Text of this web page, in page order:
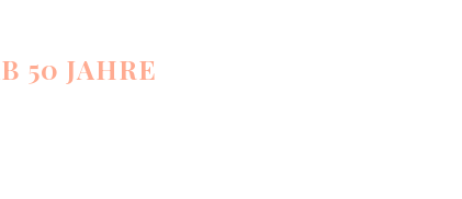
50 JAHRE